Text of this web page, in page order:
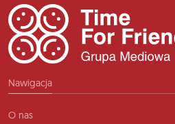
Nawigacja
O nas